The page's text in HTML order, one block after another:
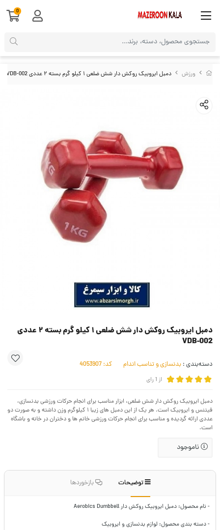
ورزش دمبل ایروبیک روکش دار شش ضلعی ۱ کیلو گرم بسته ۲ عددی VDB-002
دمبل ایروبیک روکش دار شش ضلعی ۱ کیلو گرم بسته ۲ عددی
VDB-002
دسته‌بندی : بدنسازی و تناسب اندام کد:
از 1رای
دمبل ایروبیک روکش دار شش ضلعی، ابزار مناسب برای انجام حرکات ورزشی بدنسازی،
فیتنس و ایروبیک است. هر یک از این دمبل های زیبا ۱ کیلوگرم وزن داشته و به صورت دو
عددی ارائه گردیده و مناسب برای انجام حرکات ورزشی خانم ها و دختران در خانه و باشگاه
است.
ناموجود
توضیحات بازخوردها
- نام محصول: دمبل ایروبیک روکش دارAerobics Dumbbell
- دسته بندی محصول: لوازم بدنسازی و ایروبیک
0